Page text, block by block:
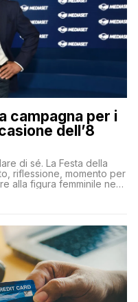
campagna per i
dell’8
di sé. La Festa della
riflessione, momento per
alla figura femminile nella
un messaggio “forte e